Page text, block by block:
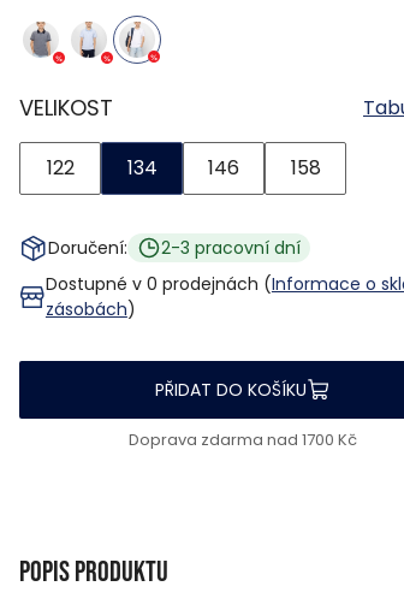
VELIKOST
122 134 146 158
Doručení:
2-3 pracovní dní
Dostupné v 0 prodejnách (Informace o
zásobách)
PŘIDAT DO KOŠÍKU
Doprava zdarma nad 1700 Kč
Popis produktu